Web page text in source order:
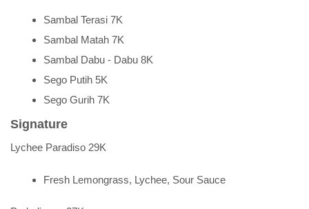
Sambal Terasi 7K
Sambal Matah 7K
Sambal Dabu - Dabu 8K
Sego Putih 5K
Sego Gurih 7K
Signature
Lychee Paradiso 29K
Fresh Lemongrass, Lychee, Sour Sauce